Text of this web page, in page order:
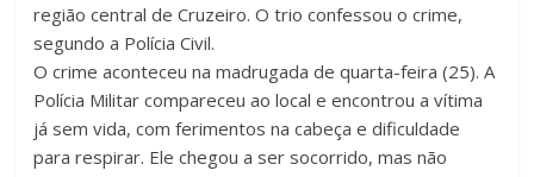
região central de Cruzeiro. O trio confessou o crime,
segundo a Polícia Civil.
O crime aconteceu na madrugada de quarta-feira (25). A
Polícia Militar compareceu ao local e encontrou a vítima
já sem vida, com ferimentos na cabeça e dificuldade
para respirar. Ele chegou a ser socorrido, mas não